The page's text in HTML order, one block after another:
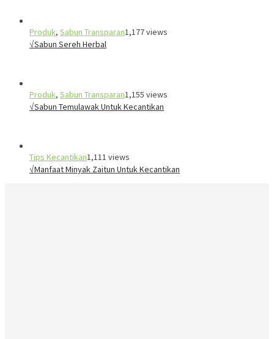
Produk, Sabun Transparan1,177 views
√Sabun Sereh Herbal
Produk, Sabun Transparan1,155 views
√Sabun Temulawak Untuk Kecantikan
Tips Kecantikan1,111 views
√Manfaat Minyak Zaitun Untuk Kecantikan